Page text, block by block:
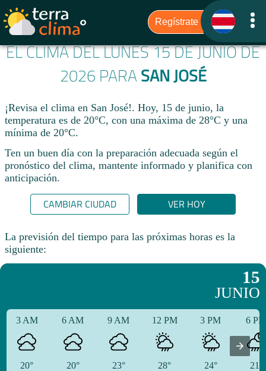
EL CLIMA DEL LUNES 15 DE JUNIO DE
2026 PARA SAN JOSÉ
¡Revisa el clima en San José!. Hoy, 15 de junio, la
temperatura es de 20°C, con una máxima de 28°C y una
mínima de 20°C.​
Ten un buen día con la preparación adecuada según el
pronóstico del clima, mantente informado y planifica con
anticipación.​
CAMBIAR CIUDAD VER HOY
La previsión del tiempo para las próximas horas es la
siguiente:
15
JUNIO
3 AM
20°
6 AM
20°
9 AM
23°
12 PM
28°
3 PM
24°
6
21°